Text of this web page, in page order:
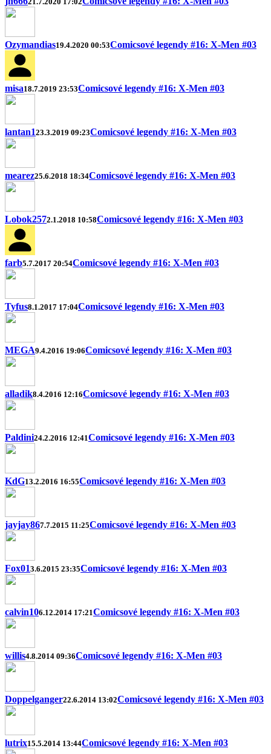
Ozymandias19.4.2020 00:53Comicsové legendy #16: X-Men #03
misa18.7.2019 23:53Comicsové legendy #16: X-Men #03
lantan123.3.2019 09:23Comicsové legendy #16: X-Men #03
mearez25.6.2018 18:34Comicsové legendy #16: X-Men #03
Lobok2572.1.2018 10:58Comicsové legendy #16: X-Men #03
farb5.7.2017 20:54Comicsové legendy #16: X-Men #03
Tyfus8.1.2017 17:04Comicsové legendy #16: X-Men #03
MEGA9.4.2016 19:06Comicsové legendy #16: X-Men #03
alladik8.4.2016 12:16Comicsové legendy #16: X-Men #03
Paldini24.2.2016 12:41Comicsové legendy #16: X-Men #03
KdG13.2.2016 16:55Comicsové legendy #16: X-Men #03
jayjay867.7.2015 11:25Comicsové legendy #16: X-Men #03
Fox013.6.2015 23:35Comicsové legendy #16: X-Men #03
calvin106.12.2014 17:21Comicsové legendy #16: X-Men #03
willis4.8.2014 09:36Comicsové legendy #16: X-Men #03
Doppelganger22.6.2014 13:02Comicsové legendy #16: X-Men #03
lutrix15.5.2014 13:44Comicsové legendy #16: X-Men #03